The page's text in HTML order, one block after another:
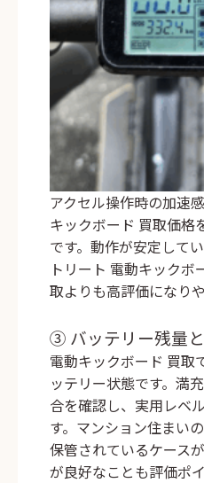
アクセル操作時の加速
キックボード 買取価格
です。動作が安定して
トリート 電動キックボ
取よりも高評価になり
③ バッテリー残量
電動キックボード 買取
ッテリー状態です。満
合を確認し、実用レベ
す。マンション住まい
保管されているケース
が良好なことも評価ポイ